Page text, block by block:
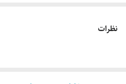
محصول، عنوان بوت کات رو جستجو کنید.
نظرات